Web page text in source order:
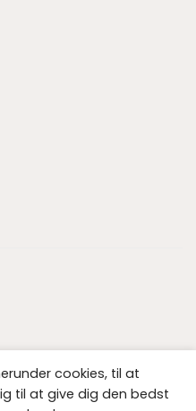
cookies, til at
til at give dig den bedst